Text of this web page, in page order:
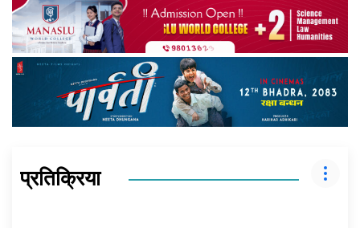
प्रतिक्रिया